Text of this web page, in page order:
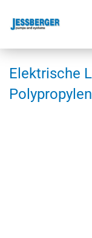
Elek­tri­sche
Po­ly­pro­py­len